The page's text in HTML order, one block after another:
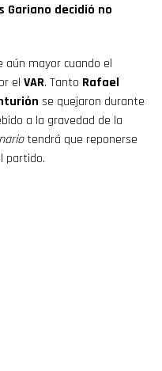
decidió no
aún mayor cuando el
el VAR. Tanto Rafael
se quejaron durante
a la gravedad de la
tendrá que reponerse
partido.